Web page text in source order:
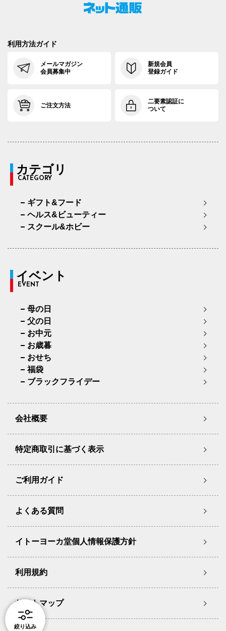
絞り込み
利用方法ガイド
メールマガジン
会員募集中
新規会員
登録ガイド
ご注文方法
二要素認証に
ついて
カテゴリ
CATEGORY
ギフト&フード
ヘルス&ビューティー
スクール&ホビー
イベント
EVENT
母の日
父の日
お中元
お歳暮
おせち
福袋
ブラックフライデー
会社概要
特定商取引に基づく表示
ご利用ガイド
よくある質問
イトーヨーカ堂個人情報保護方針
利用規約
サイトマップ